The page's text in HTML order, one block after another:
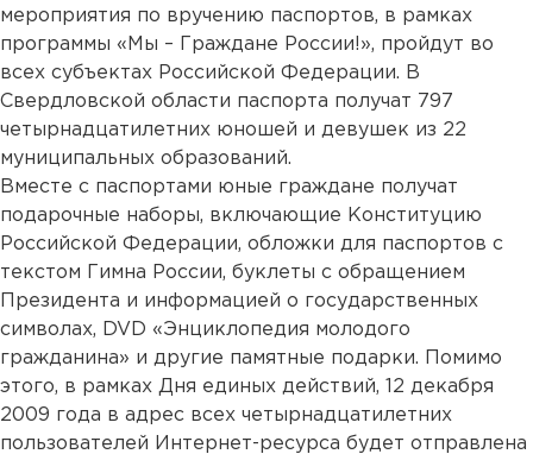
мероприятия по вручению паспортов, в рамках
программы «Мы – Граждане России!», пройдут во
всех субъектах Российской Федерации. В
Свердловской области паспорта получат 797
четырнадцатилетних юношей и девушек из 22
муниципальных образований.
Вместе с паспортами юные граждане получат
подарочные наборы, включающие Конституцию
Российской Федерации, обложки для паспортов с
текстом Гимна России, буклеты с обращением
Президента и информацией о государственных
символах, DVD «Энциклопедия молодого
гражданина» и другие памятные подарки. Помимо
этого, в рамках Дня единых действий, 12 декабря
2009 года в адрес всех четырнадцатилетних
пользователей Интернет-ресурса будет отправлена